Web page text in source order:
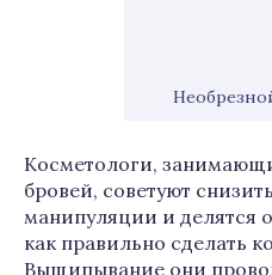
Косметологи,
бровей, советуют
манипуляции и делятся
как правильно сделать
Выщипывание они